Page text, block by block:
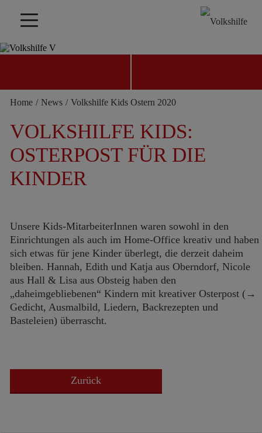
JETZT SPENDEN KONTAKT FINDEN
Home / News / Volkshilfe Kids Ostern 2020
VOLKSHILFE KIDS:
OSTERPOST FÜR DIE
KINDER
Unsere Kids-MitarbeiterInnen waren sowohl in den
Einrichtungen als auch im Home-Office kreativ und haben
sich etwas für jene Kinder überlegt, die derzeit daheim
bleiben. Hannah, Edith und Katja aus Oberndorf, Nicole
aus Hall & Lisa aus Obsteig haben den
„daheimgebliebenen“ Kindern mit kreativer Osterpost (→
Gedicht, Ausmalbild, Liedern, Backrezepten und
Basteleien) überrascht.
Zurück